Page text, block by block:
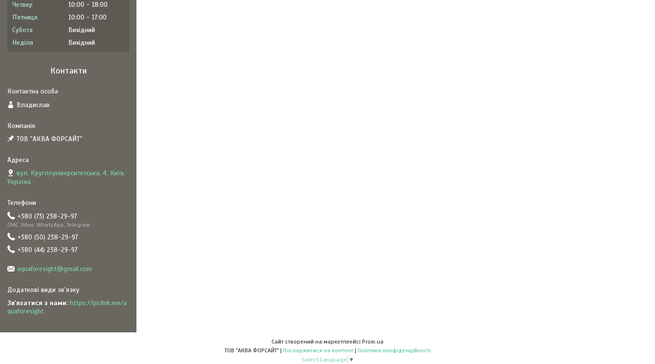
Четвер
10:00
18:00
Пʼятниця
10:00
17:00
Субота
Вихідний
Неділя
Вихідний
Контакти
Владислав
ТОВ "АКВА ФОРСАЙТ"
вул. Круглоуніверситетська, 4, Київ,
Україна
+380 (73) 238-29-97
СМС, Viber, WhatsApp, Telegram
+380 (50) 238-29-97
+380 (44) 238-29-97
aquaforesight@gmail.com
Зв'язатися з нами https://piclink.me/a
quaforesight
Сайт створений на маркетплейсі Prom.ua
ТОВ "АКВА ФОРСАЙТ" | Поскаржитися на контент | Політика конфіденційності
Select Language ▼